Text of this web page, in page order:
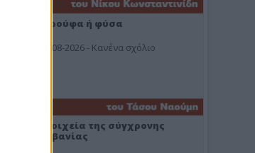
Ή ρούφα ή φύσα
03-08-2026 - Κανένα σχόλιο
Στοιχεία της σύγχρονης
Αλβανίας